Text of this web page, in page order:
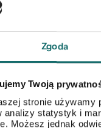
Zgoda
Twoją
stronie używamy
analizy statystyk i
Możesz jednak
oferta? Nie zwlekaj.
pytania oraz
Tobą na każdym
po
we wszelkich
Nasz doradca
najkorzystniejszą
przez proces